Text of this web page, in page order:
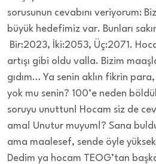
sorusunun cevabını veriyorum:
büyük hedefimiz var. Bunları
Bir:2023, İki:2053, Üç:2071.
artışı gibi oldu valla. Bizim
gıdım… Ya senin aklın fikrin
yok mu senin? 100’e neden
soruyu unuttun! Hocam siz de
ama! Unutur muyum!? Sana
ama maalesef, sende öyle
Dedim ya hocam TEOG’tan